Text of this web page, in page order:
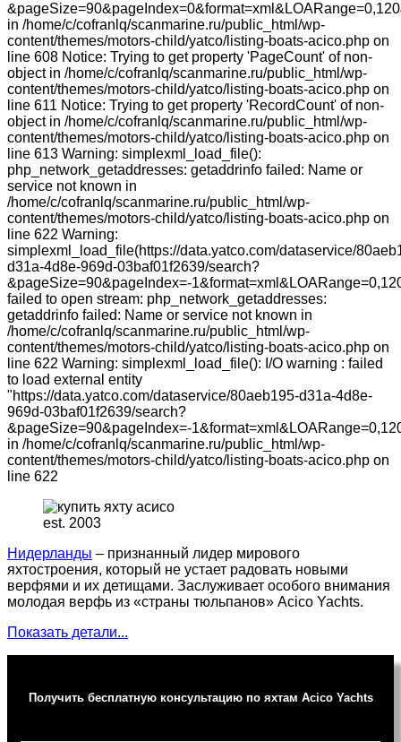
in /home/c/cofranlq/scanmarine.ru/public_html/wp-
content/themes/motors-child/yatco/listing-boats-acico.php on
line 608 Notice: Trying to get property 'PageCount' of non-
object in /home/c/cofranlq/scanmarine.ru/public_html/wp-
content/themes/motors-child/yatco/listing-boats-acico.php on
line 611 Notice: Trying to get property 'RecordCount' of non-
object in /home/c/cofranlq/scanmarine.ru/public_html/wp-
content/themes/motors-child/yatco/listing-boats-acico.php on
line 613 Warning: simplexml_load_file():
php_network_getaddresses: getaddrinfo failed: Name or
service not known in
/home/c/cofranlq/scanmarine.ru/public_html/wp-
content/themes/motors-child/yatco/listing-boats-acico.php on
line 622 Warning:
simplexml_load_file(https://data.yatco.com/dataservice/
d31a-4d8e-969d-03baf01f2639/search?
&pageSize=90&pageIndex=-
failed to open stream: php_network_getaddresses:
getaddrinfo failed: Name or service not known in
/home/c/cofranlq/scanmarine.ru/public_html/wp-
content/themes/motors-child/yatco/listing-boats-acico.php on
line 622 Warning: simplexml_load_file(): I/O warning : failed
to load external entity
"https://data.yatco.com/dataservice/80aeb195-d31a-4d8e-
969d-03baf01f2639/search?
&pageSize=90&pageIndex=-
in /home/c/cofranlq/scanmarine.ru/public_html/wp-
content/themes/motors-child/yatco/listing-boats-acico.php on
line 622
est. 2003
Нидерланды – признанный лидер мирового
яхтостроения, который не устает радовать новыми
верфями и их детищами. Заслуживает особого внимания
молодая верфь из «страны тюльпанов» Acico Yachts.
Показать детали...
Получить бесплатную консультацию по яхтам Acico Yachts